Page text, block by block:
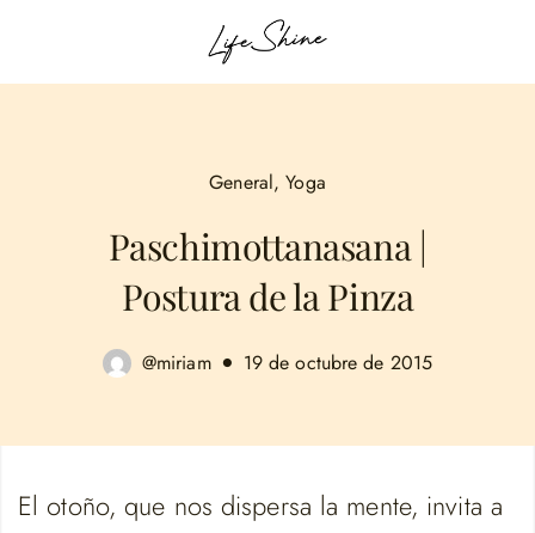
General,Yoga
Paschimottanasana |
Postura de la Pinza
@miriam 19 de octubre de 2015
El otoño, que nos dispersa la mente, invita a